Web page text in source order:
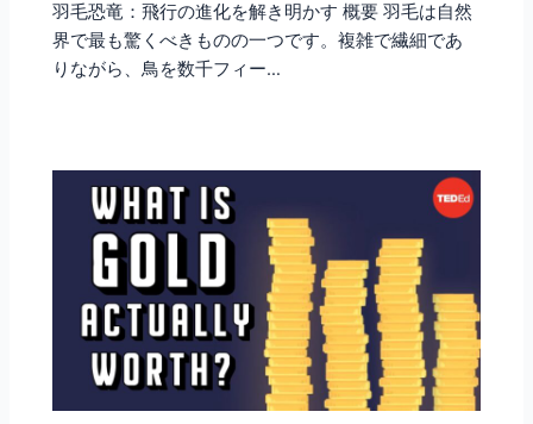
羽毛恐竜：飛行の進化を解き明かす 概要 羽毛は自然
界で最も驚くべきものの一つです。複雑で繊細であ
りながら、鳥を数千フィー…